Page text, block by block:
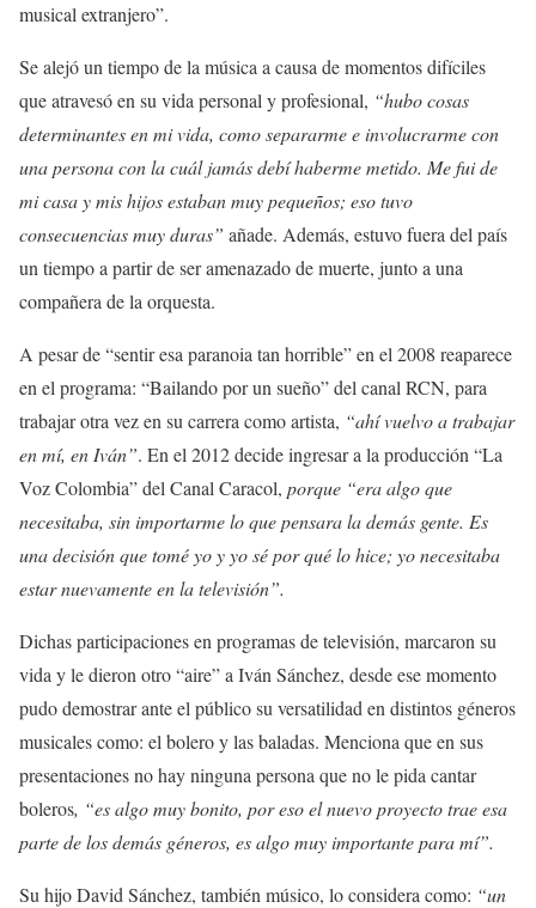
musical extranjero”.
Se alejó un tiempo de la música a causa de momentos difíciles
que atravesó en su vida personal y profesional, “hubo cosas
determinantes en mi vida, como separarme e involucrarme con
una persona con la cuál jamás debí haberme metido. Me fui de
mi casa y mis hijos estaban muy pequeños; eso tuvo
consecuencias muy duras” añade. Además, estuvo fuera del país
un tiempo a partir de ser amenazado de muerte, junto a una
compañera de la orquesta.
A pesar de “sentir esa paranoia tan horrible” en el 2008 reaparece
en el programa: “Bailando por un sueño” del canal RCN, para
trabajar otra vez en su carrera como artista, “ahí vuelvo a trabajar
en mí, en Iván”. En el 2012 decide ingresar a la producción “La
Voz Colombia” del Canal Caracol, porque “era algo que
necesitaba, sin importarme lo que pensara la demás gente. Es
una decisión que tomé yo y yo sé por qué lo hice; yo necesitaba
estar nuevamente en la televisión”.
Dichas participaciones en programas de televisión, marcaron su
vida y le dieron otro “aire” a Iván Sánchez, desde ese momento
pudo demostrar ante el público su versatilidad en distintos géneros
musicales como: el bolero y las baladas. Menciona que en sus
presentaciones no hay ninguna persona que no le pida cantar
boleros, “es algo muy bonito, por eso el nuevo proyecto trae esa
parte de los demás géneros, es algo muy importante para mí”.
Su hijo David Sánchez, también músico, lo considera como: “un